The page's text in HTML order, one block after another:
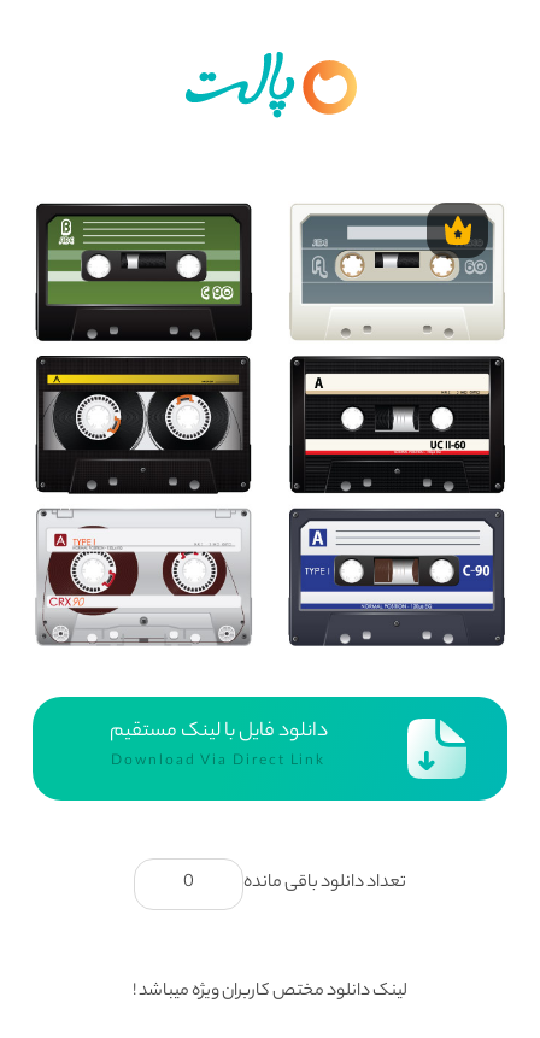
دانلود فایل با لینک مستقیم
Download Via Direct Link
تعداد دانلود باقی مانده 0
لینک دانلود مختص کاربران ویژه میباشد !